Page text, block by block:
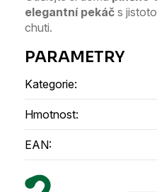
elegantní pekáč s
chuti.
Kategorie:
Hmotnost:
EAN: